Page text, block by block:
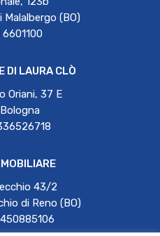
(BO)
6601100
DI LAURA CLÒ
Oriani, 37 E
43/2
di Reno (BO)